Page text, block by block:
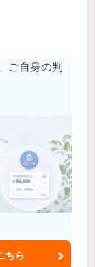
ご自身の判
ちら